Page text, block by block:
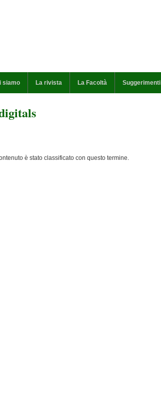
siamo La rivista La Facoltà Suggerimenti
è stato classificato con questo termine.